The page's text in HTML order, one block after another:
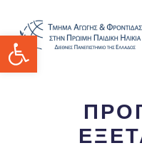
Ανοίξτε τη γραμμή εργαλείων